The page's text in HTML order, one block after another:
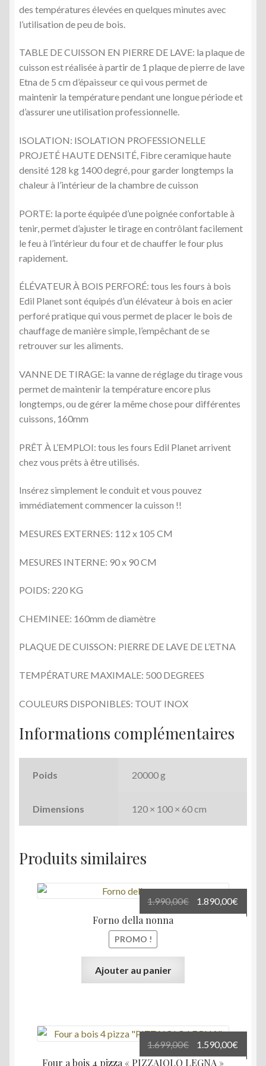
des températures élevées en quelques minutes avec
l’utilisation de peu de bois.
TABLE DE CUISSON EN PIERRE DE LAVE: la plaque de
cuisson est réalisée à partir de 1 plaque de pierre de lave
Etna de 5 cm d’épaisseur ce qui vous permet de
maintenir la température pendant une longue période et
d’assurer une utilisation professionnelle.
ISOLATION: ISOLATION PROFESSIONELLE
PROJETÉ HAUTE DENSITÉ, Fibre ceramique haute
densité 128 kg 1400 degré, pour garder longtemps la
chaleur à l’intérieur de la chambre de cuisson
PORTE: la porte équipée d’une poignée confortable à
tenir, permet d’ajuster le tirage en contrôlant facilement
le feu à l’intérieur du four et de chauffer le four plus
rapidement.
ÉLÉVATEUR À BOIS PERFORÉ: tous les fours à bois
Edil Planet sont équipés d’un élévateur à bois en acier
perforé pratique qui vous permet de placer le bois de
chauffage de manière simple, l’empêchant de se
retrouver sur les aliments.
VANNE DE TIRAGE: la vanne de réglage du tirage vous
permet de maintenir la température encore plus
longtemps, ou de gérer la même chose pour différentes
cuissons, 160mm
PRÊT À L’EMPLOI: tous les fours Edil Planet arrivent
chez vous prêts à être utilisés.
Insérez simplement le conduit et vous pouvez
immédiatement commencer la cuisson !!
MESURES EXTERNES: 112 x 105 CM
MESURES INTERNE: 90 x 90 CM
POIDS: 220 KG
CHEMINEE: 160mm de diamètre
PLAQUE DE CUISSON: PIERRE DE LAVE DE L’ETNA
TEMPÉRATURE MAXIMALE: 500 DEGREES
COULEURS DISPONIBLES: TOUT INOX
Informations complémentaires
Poids 20000 g
Dimensions 120 × 100 × 60 cm
Produits similaires
Forno della nonna
PROMO !
1.990,00€
Le
prix
1.890,00€
prix
Ajouter au panier
Four a bois 4 pizza « PIZZAIOLO LEGNA »
1.699,00€
Le
prix
1.590,00€
prix